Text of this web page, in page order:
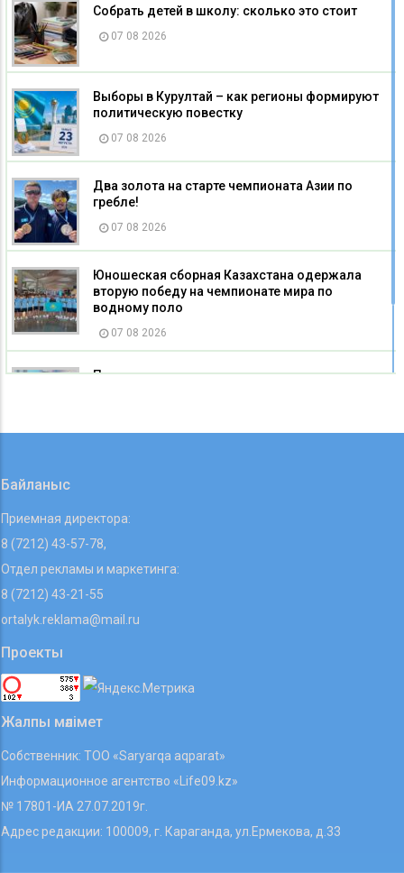
Собрать детей в школу: сколько это стоит
07 08 2026
Выборы в Курултай – как регионы формируют
политическую повестку
07 08 2026
Два золота на старте чемпионата Азии по
гребле!
07 08 2026
Юношеская сборная Казахстана одержала
вторую победу на чемпионате мира по
водному поло
07 08 2026
Пять миллионов на развитие: как
07 08 2026
Байланыс
Приемная директора:
8 (7212) 43-57-78,
Отдел рекламы и маркетинга:
8 (7212) 43-21-55
ortalyk.reklama@mail.ru
Проекты
Жалпы мәлімет
Собственник: ТОО «Saryarqa aqparat»
Информационное агентство «Life09.kz»
№ 17801-ИА 27.07.2019г.
Адрес редакции: 100009, г. Караганда, ул.Ермекова, д.33